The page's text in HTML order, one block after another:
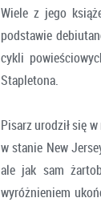
Wiele z jego
podstawie
cykli
Stapletona.
Pisarz urodził się
w stanie New
ale jak sam
wyróżnieniem